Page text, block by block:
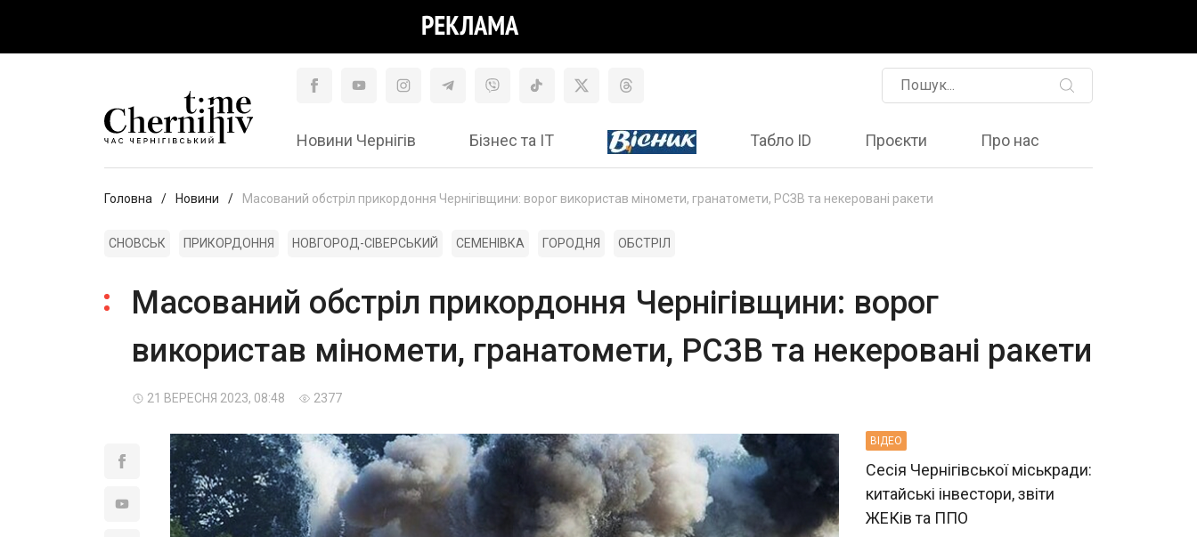
Новини Чернігів Бізнес та ІТ Табло ID Проєкти Про нас
Головна Новини Масований обстріл прикордоння Чернігівщини: ворог використав міномети, гранатомети, РСЗВ та некеровані ракети
СНОВСЬК ПРИКОРДОННЯ НОВГОРОД-СІВЕРСЬКИЙ СЕМЕНІВКА ГОРОДНЯ ОБСТРІЛ
Масований обстріл прикордоння Чернігівщини: ворог
використав міномети, гранатомети, РСЗВ та некеровані ракети
21 ВЕРЕСНЯ 2023, 08:48 2377
ВIДЕО
Сесія Чернігівської міськради:
китайські інвестори, звіти
ЖЕКів та ППО